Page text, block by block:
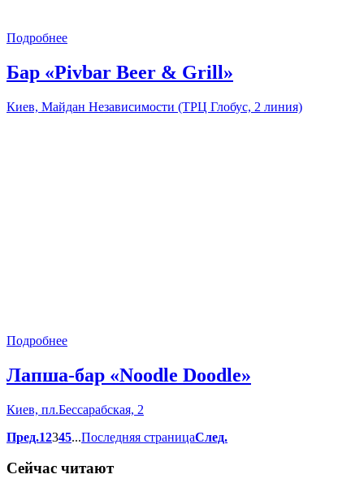
Подробнее
Бар «Pivbar Beer & Grill»
Киев, Майдан Независимости (ТРЦ Глобус, 2 линия)
Подробнее
Лапша-бар «Noodle Doodle»
Киев, пл.Бессарабская, 2
Пред.12345...Последняя страницаСлед.
Сейчас читают